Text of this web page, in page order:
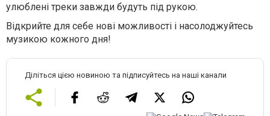
улюблені треки завжди будуть під рукою.
Відкрийте для себе нові можливості і насолоджуйтесь
музикою кожного дня!
Діліться цією новиною та підписуйтесь на наші канали